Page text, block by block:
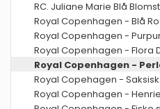
RC. Juliane Marie Blå
Royal Copenhagen - Blå
Royal Copenhagen -
Royal Copenhagen - Flora
Royal Copenhagen -
Royal Copehagen -
Royal Copenhagen -